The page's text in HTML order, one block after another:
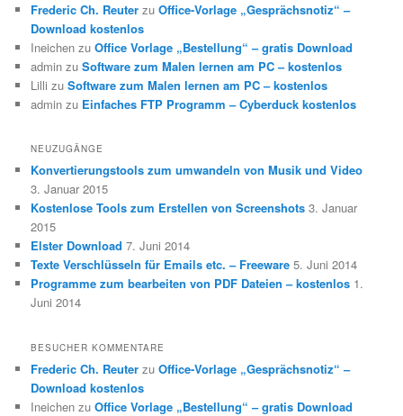
Frederic Ch. Reuter zuOffice-Vorlage „Gesprächsnotiz“ –
Download kostenlos
Ineichen zuOffice Vorlage „Bestellung“ – gratis Download
admin zuSoftware zum Malen lernen am PC – kostenlos
Lilli zuSoftware zum Malen lernen am PC – kostenlos
admin zu Einfaches FTP Programm – Cyberduck kostenlos
NEUZUGÄNGE
Konvertierungstools zum umwandeln von Musik und Video
3. Januar 2015
Kostenlose Tools zum Erstellen von Screenshots 3. Januar
2015
Elster Download 7. Juni 2014
Texte Verschlüsseln für Emails etc. – Freeware 5. Juni 2014
Programme zum bearbeiten von PDF Dateien – kostenlos 1.
Juni 2014
BESUCHER KOMMENTARE
Frederic Ch. Reuter zuOffice-Vorlage „Gesprächsnotiz“ –
Download kostenlos
Ineichen zuOffice Vorlage „Bestellung“ – gratis Download